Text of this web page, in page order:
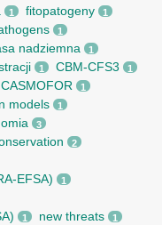
1 fitopatogeny 1
1
nadziemna 1
1 CBM-CFS3 1
CASMOFOR 1
models 1
3
2
EFSA) 1
1 new threats 1